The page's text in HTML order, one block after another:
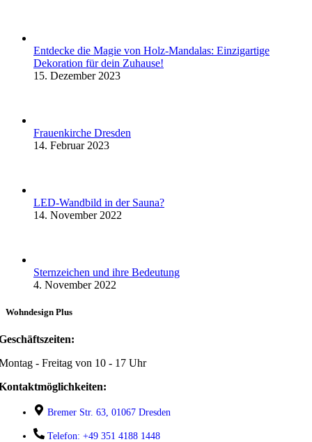
Entdecke die Magie von Holz-Mandalas: Einzigartige
Dekoration für dein Zuhause!
15. Dezember 2023
Frauenkirche Dresden
14. Februar 2023
LED-Wandbild in der Sauna?
14. November 2022
Sternzeichen und ihre Bedeutung
4. November 2022
Wohndesign Plus
- Freitag von 10 - 17 Uhr
Bremer Str. 63, 01067 Dresden
Telefon: +49 351 4188 1448